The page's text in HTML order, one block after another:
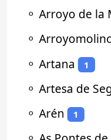
⚬ Arroyo de la
⚬
⚬ Artana 1
⚬ Artesa de
⚬ Arén 1